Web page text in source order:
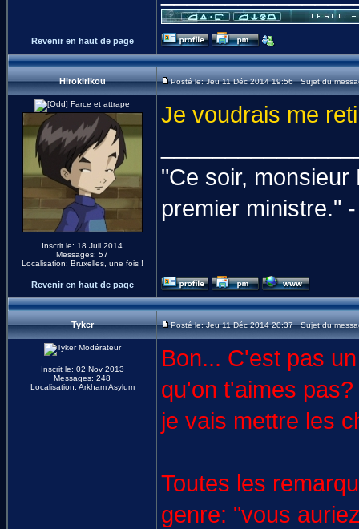
Revenir en haut de page
Hirokirikou Posté le: Jeu 11 Déc 2014 19:56 Sujet du
Inscrit le: 18 Juil 2014
Messages: 57
Localisation: Bruxelles, une fois !
Je voudrais me
"Ce soir,
premier ministre."
Revenir en haut de page
Tyker Posté le: Jeu 11 Déc 2014 20:37 Sujet du
Inscrit le: 02 Nov 2013
Messages: 248
Localisation: Arkham Asylum
Bon... C'est pas
qu'on t'aimes
je vais mettre les
Toutes les
genre: "vous